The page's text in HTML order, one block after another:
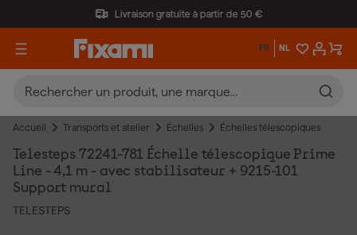
Livraison gratuite à partir de 50 €
FR NL
Accueil Transports et atelier Échelles Échelles télescopiques
Telesteps 72241-781 Échelle télescopique Prime
Line - 4,1 m - avec stabilisateur + 9215-101
Support mural
TELESTEPS